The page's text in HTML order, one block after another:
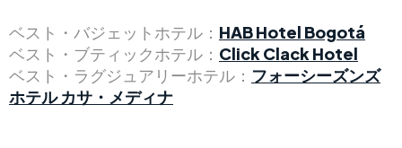
ベスト・バジェットホテル： HAB Hotel Bogotá
ベスト・ブティックホテル： Click Clack Hotel
ベスト・ラグジュアリーホテル： フォーシーズンズ
ホテル カサ・メディナ